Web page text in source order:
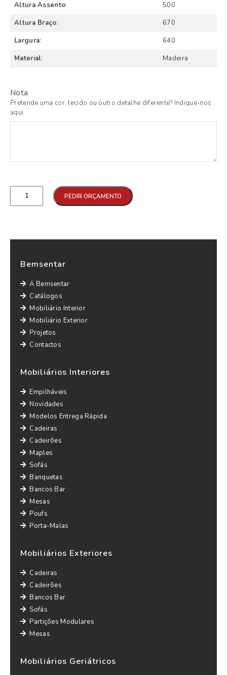
Altura Assento:
500
Altura Braço:
670
Largura:
640
Material: Madeira
Nota
Pretende uma cor, tecido ou outro detalhe diferente? Indique-nos
aqui.
PEDIR ORÇAMENTO
Bemsentar
A Bemsentar
Catálogos
Mobiliário Interior
Mobiliário Exterior
Projetos
Contactos
Mobiliários Interiores
Empilháveis
Novidades
Modelos Entrega Rápida
Cadeiras
Cadeirões
Maples
Sofás
Banquetas
Bancos Bar
Mesas
Poufs
Porta-Malas
Mobiliários Exteriores
Cadeiras
Cadeirões
Bancos Bar
Sofás
Partições Modulares
Mesas
Mobiliários Geriátricos